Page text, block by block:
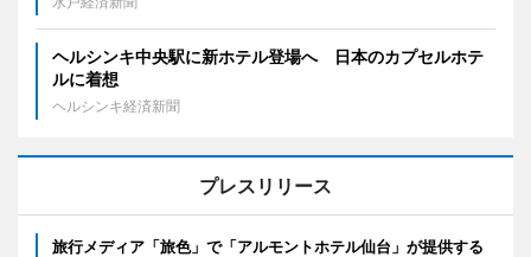
ヘルシンキ中央駅に新ホテル登場へ 日本のカプセルホテ
ルに着想
ヘルシンキ経済新聞
プレスリリース
旅行メディア「旅色」で「アルモントホテル仙台」が提供する